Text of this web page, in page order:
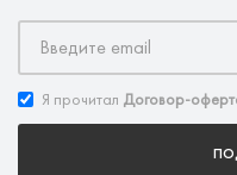
Я прочитал Договор-